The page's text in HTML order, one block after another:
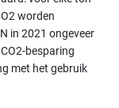
worden
in 2021 ongeveer
besparing
met het gebruik